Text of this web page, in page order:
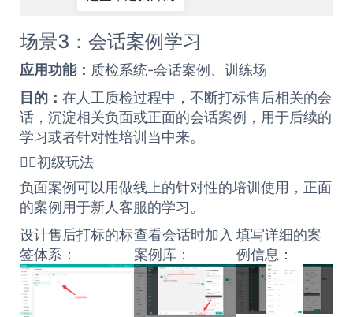
场景3：会话案例学习
应用功能： 质检系统-会话案例、训练场
目的： 在人工质检过程中，不断打标售后相关的会
话，沉淀相关负面或正面的会话案例，用于后续的
学习或者针对性培训当中来。
🏄‍♀️初级玩法
负面案例可以用做线上的针对性的培训使用，正面
的案例用于新人客服的学习。
设计售后打标的标
签体系：
查看会话时加入
案例库：
填写详细的案
例信息：